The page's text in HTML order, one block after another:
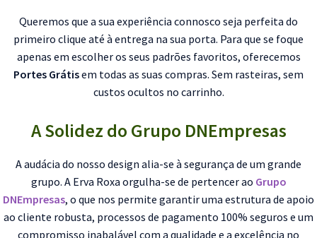
Queremos que a sua experiência connosco seja perfeita do
primeiro clique até à entrega na sua porta. Para que se foque
apenas em escolher os seus padrões favoritos, oferecemos
Portes Grátisem todas as suas compras. Sem rasteiras, sem
custos ocultos no carrinho.
A Solidez do Grupo DNEmpresas
A audácia do nosso design alia-se à segurança de um grande
grupo. A Erva Roxa orgulha-se de pertencer ao Grupo
DNEmpresas, o que nos permite garantir uma estrutura de apoio
ao cliente robusta, processos de pagamento 100% seguros e um
compromisso inabalável com a qualidade e a excelência no